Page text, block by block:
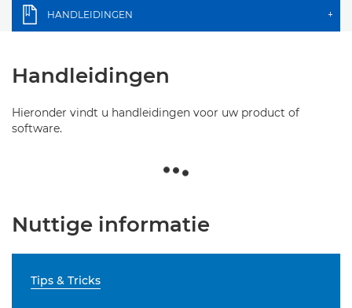
HANDLEIDINGEN +
Handleidingen
Hieronder vindt u handleidingen voor uw product of
software.
Nuttige informatie
Tips & Tricks